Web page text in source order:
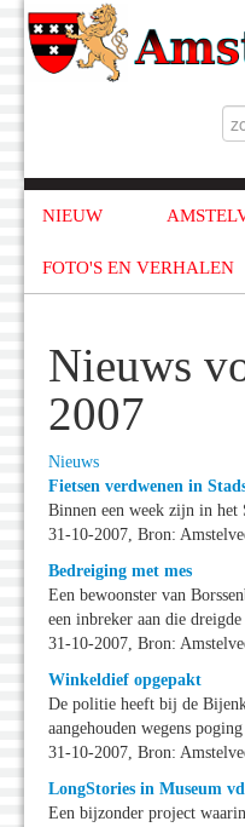
NIEUW
FOTO'S EN VERHALEN
Nieuws
2007
Nieuws
Fietsen verdwenen in
Binnen een week zijn in het
31-10-2007, Bron:
Bedreiging met mes
Een bewoonster van
een inbreker aan die dreigde
31-10-2007, Bron:
Winkeldief opgepakt
De politie heeft bij de
aangehouden wegens
31-10-2007, Bron:
LongStories in Museum
Een bijzonder project